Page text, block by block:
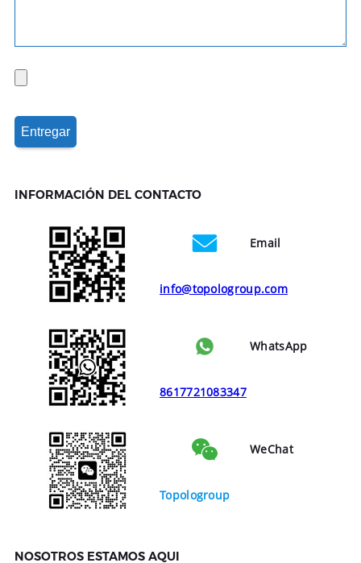
INFORMACIÓN DEL CONTACTO
Email
info@topologroup.com
WhatsApp
8617721083347
WeChat
Topologroup
NOSOTROS ESTAMOS AQUI